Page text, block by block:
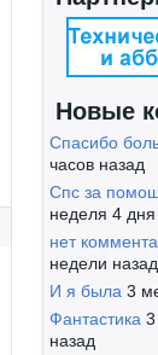
Новые
Спасибо
часов назад
Спс за
неделя 4 дня
нет
недели назад
И я была 3
Фантастика
назад